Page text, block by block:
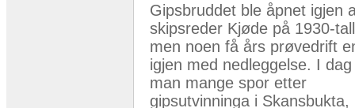
Gipsbruddet ble åpnet igjen
skipsreder Kjøde på 1930-
men noen få års prøvedrift
igjen med nedleggelse. I
man mange spor etter
gipsutvinninga i Skansbukta,